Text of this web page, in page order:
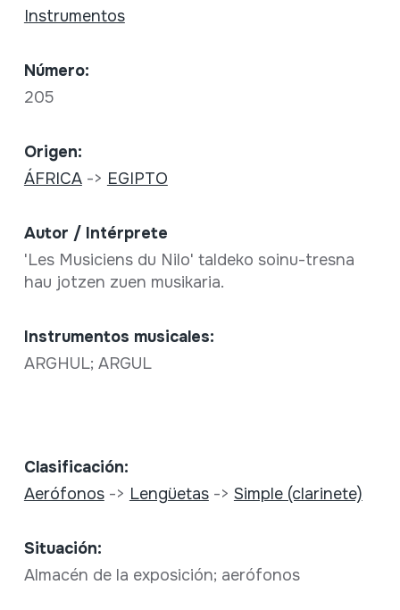
Instrumentos
Número:
205
Origen:
ÁFRICA-> EGIPTO
Autor / Intérprete
'Les Musiciens du Nilo' taldeko soinu-tresna
hau jotzen zuen musikaria.
Instrumentos musicales:
ARGHUL; ARGUL
Clasificación:
Aerófonos-> Lengüetas-> Simple (clarinete)
Situación:
Almacén de la exposición; aerófonos